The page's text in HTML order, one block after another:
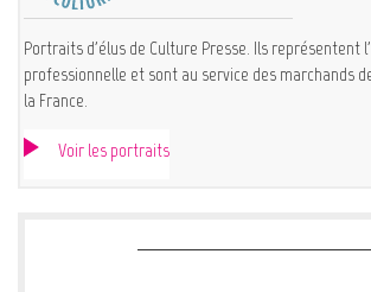
Portraits d'élus de Culture Presse. Ils représentent
professionnelle et sont au service des marchands
la France.
Voir les portraits